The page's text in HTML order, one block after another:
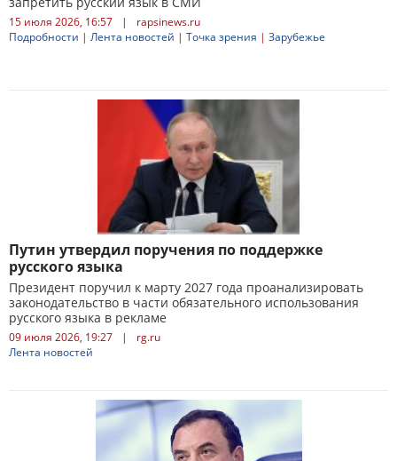
15 июля 2026, 16:57 |
rapsinews.ru
Подробности | Лента новостей | Точка зрения | Зарубежье
Путин утвердил поручения по поддержке
русского языка
Президент поручил к марту 2027 года проанализировать
законодательство в части обязательного использования
русского языка в рекламе
09 июля 2026, 19:27 |
rg.ru
Лента новостей